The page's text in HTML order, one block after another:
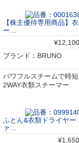
【株主優待専用商品】
ー…
ブランド：BRUNO
パワフルスチームで時
2WAY衣類スチーマー
ふとん&衣類ドライヤー
ァ…